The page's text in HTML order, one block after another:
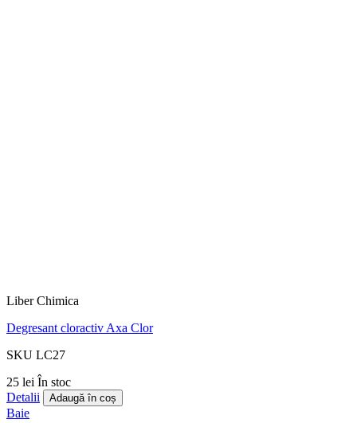
Liber Chimica
Degresant cloractiv Axa Clor
SKU LC27
25 lei În stoc
Detalii
Adaugă în coș
Baie